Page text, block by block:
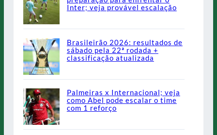
Inter; veja provável escalação
Brasileirão 2026: resultados de
sábado pela 22ª rodada +
classificação atualizada
Palmeiras x Internacional; veja
como Abel pode escalar o time
com 1 reforço